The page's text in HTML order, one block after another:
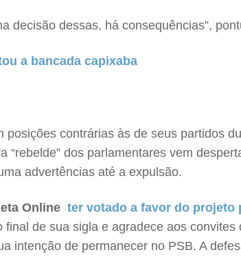
decisão dessas, há consequências”,
a bancada capixaba
posições contrárias às de seus partidos
“rebelde” dos parlamentares vem
advertências até a expulsão.
Online ter votado a favor do projeto
de sua sigla e agradece aos
intenção de permanecer no PSB. A